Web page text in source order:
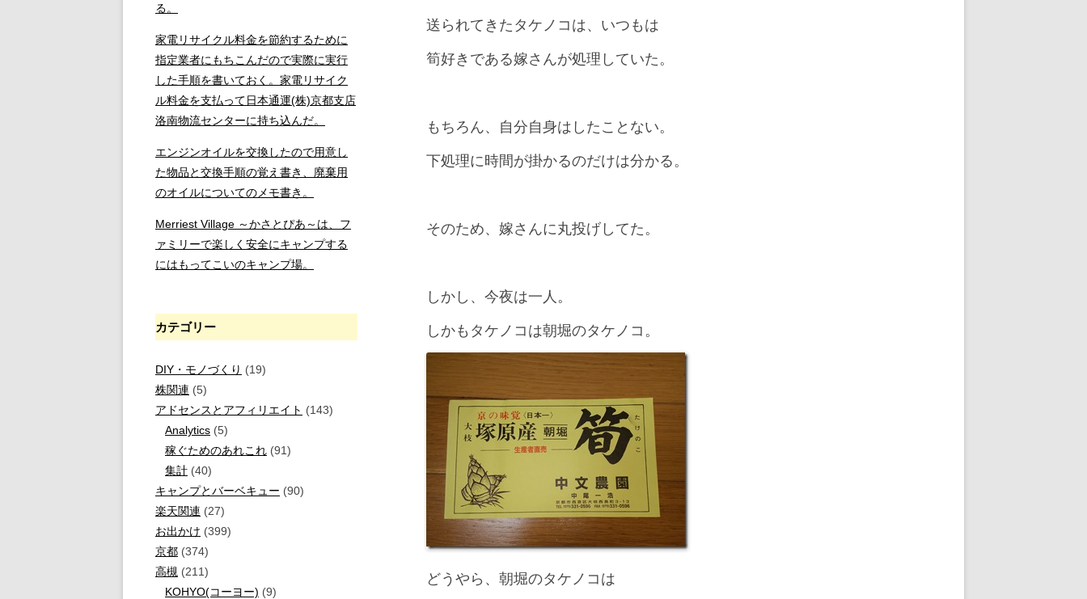
送られてきたタケノコは、いつもは
筍好きである嫁さんが処理していた。
もちろん、自分自身はしたことない。
下処理に時間が掛かるのだけは分かる。
そのため、嫁さんに丸投げしてた。
しかし、今夜は一人。
しかもタケノコは朝堀のタケノコ。
どうやら、朝堀のタケノコは
る。
家電リサイクル料金を節約するために
指定業者にもちこんだので実際に実行
した手順を書いておく。家電リサイク
ル料金を支払って日本通運(株)京都支店
洛南物流センターに持ち込んだ。
エンジンオイルを交換したので用意し
た物品と交換手順の覚え書き、廃棄用
のオイルについてのメモ書き。
Merriest Village ～かさとぴあ～は、フ
ァミリーで楽しく安全にキャンプする
にはもってこいのキャンプ場。
カテゴリー
DIY・モノづくり (19)
株関連 (5)
アドセンスとアフィリエイト (143)
Analytics (5)
稼ぐためのあれこれ (91)
集計 (40)
キャンプとバーベキュー (90)
楽天関連 (27)
お出かけ (399)
京都 (374)
高槻 (211)
KOHYO(コーヨー) (9)